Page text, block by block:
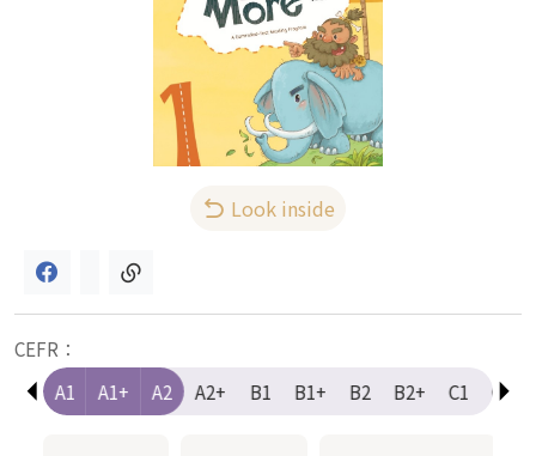
Look inside
CEFR：
A1
A1 A1+ A2 A2+ B1 B1+ B2 B2+ C1 C1+